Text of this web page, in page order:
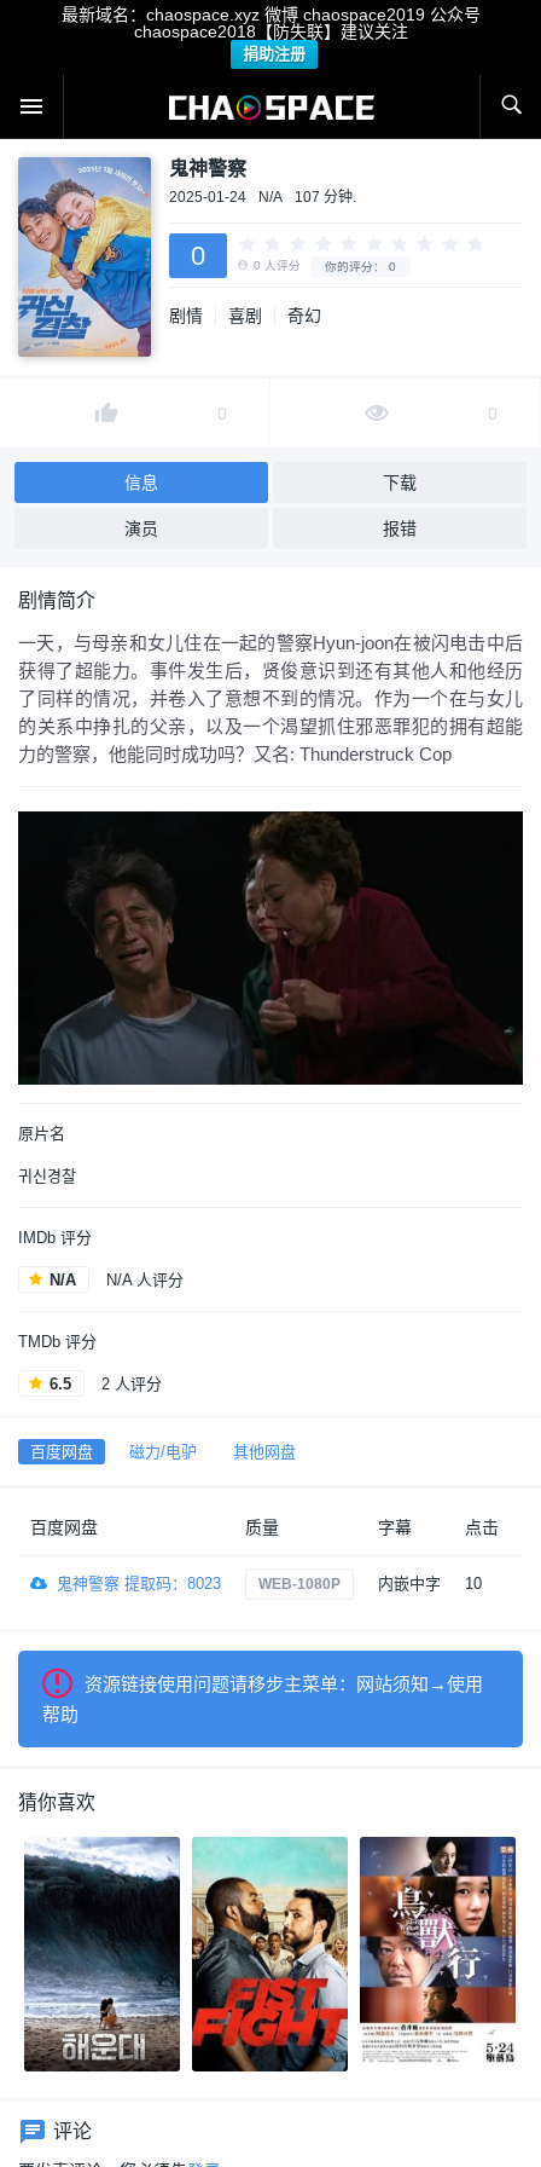
最新域名：chaospace.xyz 微博 chaospace2019 公众号
chaospace2018【防失联】建议关注
捐助注册
鬼神警察
2025-01-24 N/A 107 分钟.
0
剧情 喜剧 奇幻
0 0
信息 下载
演员 报错
剧情简介
一天，与母亲和女儿住在一起的警察Hyun-joon在被闪电击中后
获得了超能力。事件发生后，贤俊意识到还有其他人和他经历
了同样的情况，并卷入了意想不到的情况。作为一个在与女儿
的关系中挣扎的父亲，以及一个渴望抓住邪恶罪犯的拥有超能
力的警察，他能同时成功吗？ 又名: Thunderstruck Cop
原片名
귀신경찰
IMDb 评分
N/A N/A 人评分
TMDb 评分
6.5 2 人评分
百度网盘 磁力/电驴 其他网盘
百度网盘 质量 字幕 点击
鬼神警察 提取码：8023 WEB-1080P 内嵌中字 10
资源链接使用问题请移步主菜单：网站须知→使用
帮助
猜你喜欢
评论